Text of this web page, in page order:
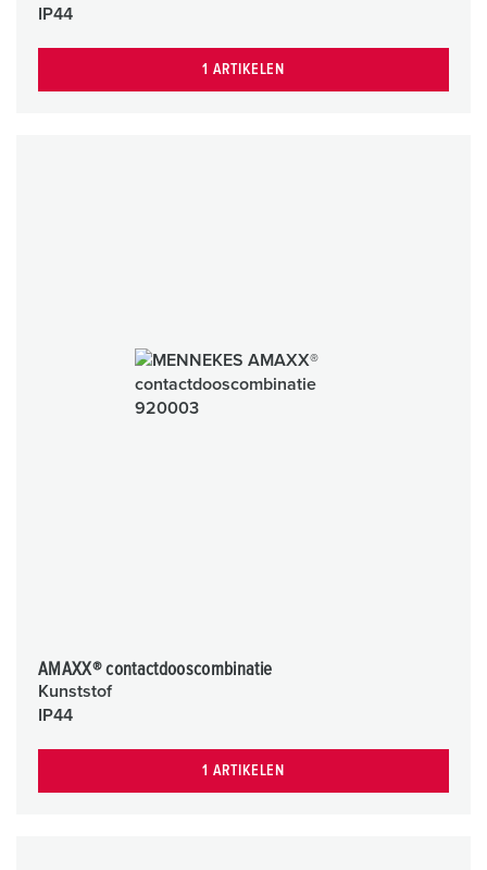
IP44
1 ARTIKELEN
AMAXX® contactdooscombinatie
Kunststof
IP44
1 ARTIKELEN